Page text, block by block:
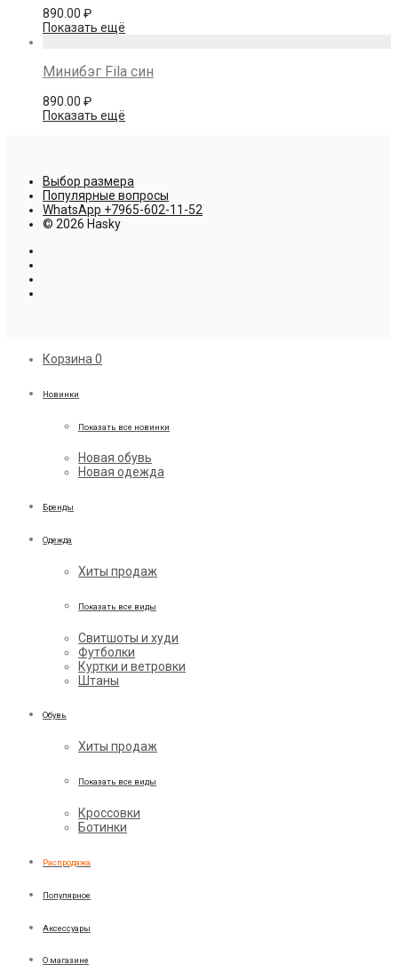
890.00 ₽
Показать ещё
Минибэг Fila син
890.00 ₽
Показать ещё
Выбор размера
Популярные вопросы
WhatsApp +7965-602-11-52
© 2026 Hasky
Корзина 0
Новинки
Показать все новинки
Новая обувь
Новая одежда
Бренды
Одежда
Хиты продаж
Показать все виды
Свитшоты и худи
Футболки
Куртки и ветровки
Штаны
Обувь
Хиты продаж
Показать все виды
Кроссовки
Ботинки
Распродажа
Популярное
Аксессуары
О магазине